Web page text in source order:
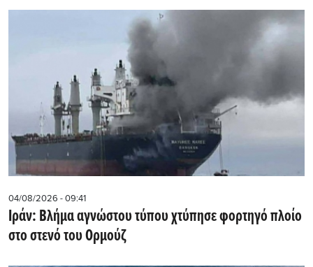
04/08/2026 - 09:41
Ιράν: Βλήμα αγνώστου τύπου χτύπησε φορτηγό πλοίο
στο στενό του Ορμούζ